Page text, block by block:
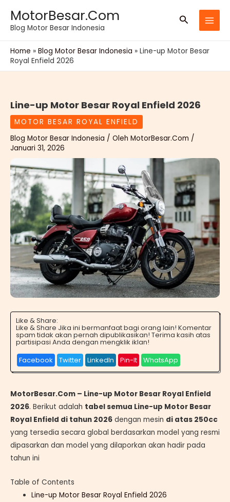
konten
MotorBesar.Com
Blog Motor Besar Indonesia
Cari
Home » Blog Motor Besar Indonesia » Line-up Motor Besar
Royal Enfield 2026
Line-up Motor Besar Royal Enfield 2026
MOTOR BESAR ROYAL ENFIELD
Blog Motor Besar Indonesia / Oleh MotorBesar.Com /
Januari 31, 2026
Like & Share:
Like & Share Jika ini bermanfaat bagi orang lain! Komentar
spam tidak akan pernah dipublikasikan! Terima kasih atas
partisipasi Anda dengan mengklik iklan!
Facebook
Twitter LinkedIn Pin-It WhatsApp
MotorBesar.Com – Line-up Motor Besar Royal Enfield
2026. Berikut adalah tabel semua Line-up Motor Besar
Royal Enfield di tahun 2026 dengan mesin di atas 250cc
yang tersedia secara global berdasarkan model yang resmi
dipasarkan dan model yang dilaporkan akan hadir pada
tahun ini
Table of Contents
Line-up Motor Besar Royal Enfield 2026